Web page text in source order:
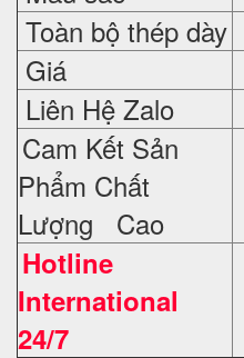
Toàn bộ thép dày
Giá
Liên Hệ Zalo
Cam Kết Sản
Phẩm Chất
Lượng Cao
Hotline
International
24/7